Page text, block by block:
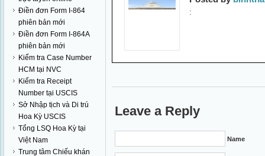
Điền đơn Form I-864
phiên bản mới
Điền đơn Form I-864A
phiên bản mới
Kiểm tra Case Number
HCM tại NVC
Kiểm tra Receipt
Number tại USCIS
Sở Nhập tịch và Di trú
Hoa Kỳ USCIS
Tổng LSQ Hoa Kỳ tại
Việt Nam
Trung tâm Chiếu khán
:
Leave a Reply
Name